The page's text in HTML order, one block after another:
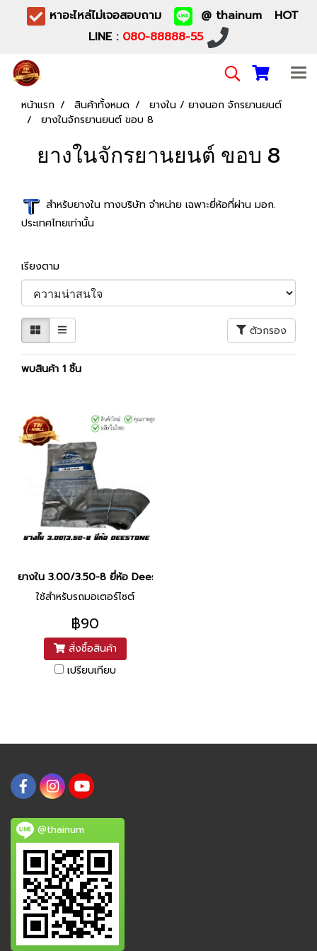
หาอะไหล่ไม่เจอสอบถาม
@ thainum HOT
LINE : 080-88888-55
หน้าแรก สินค้าทั้งหมด
ยางใน / ยางนอก จักรยานยนต์
ยางในจักรยานยนต์ ขอบ 8
ยางในจักรยานยนต์ ขอบ 8
สำหรับยางใน ทางบริษัท จำหน่าย เฉพาะยี่ห้อที่ผ่าน มอก.
ประเทศไทยเท่านั้น
เรียงตาม
ตัวกรอง
พบสินค้า 1 ชิ้น
ยางใน 3.00/3.50-8 ยี่ห้อ Deestone
ใช้สำหรับรถมอเตอร์ไซต์
฿90
สั่งซื้อสินค้า
เปรียบเทียบ
@thainum